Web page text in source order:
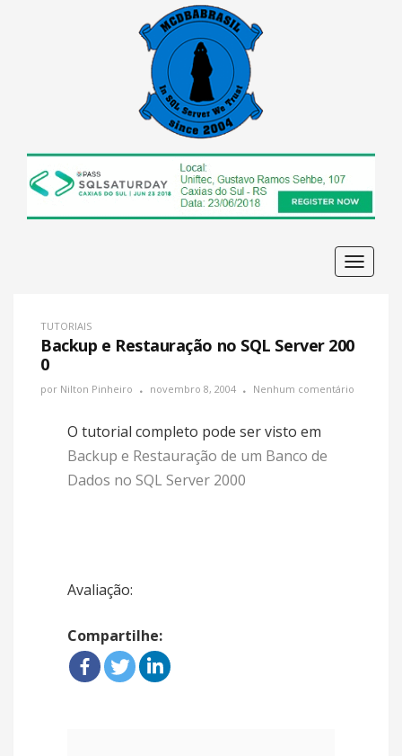
TUTORIAIS
Backup e Restauração no SQL Server 200
0
por Nilton Pinheiro novembro 8, 2004 Nenhum comentário
O tutorial completo pode ser visto em
Backup e Restauração de um Banco de
Dados no SQL Server 2000
Avaliação:
Compartilhe: